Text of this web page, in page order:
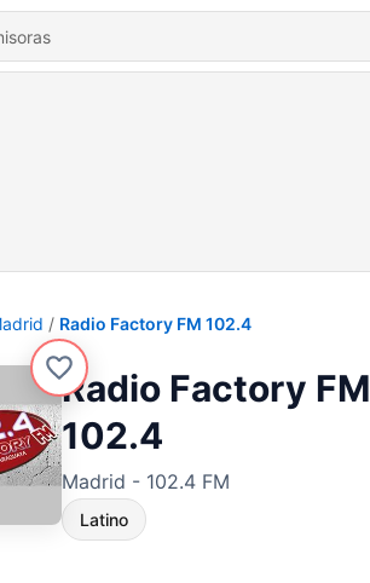
Radio Factory FM 102.4
Radio Factory FM
102.4
Madrid - 102.4 FM
Latino